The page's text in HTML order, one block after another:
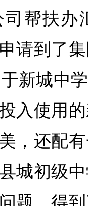
帮扶办
请到了
新城中
入使用
，还配
城初级
题，得